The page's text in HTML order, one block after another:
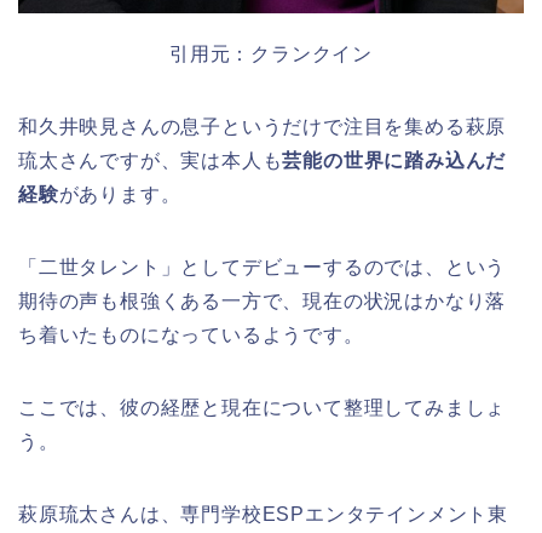
引用元：クランクイン
和久井映見さんの息子というだけで注目を集める萩原
琉太さんですが、実は本人も芸能の世界に踏み込んだ
経験があります。
「二世タレント」としてデビューするのでは、という
期待の声も根強くある一方で、現在の状況はかなり落
ち着いたものになっているようです。
ここでは、彼の経歴と現在について整理してみましょ
う。
萩原琉太さんは、専門学校ESPエンタテインメント東